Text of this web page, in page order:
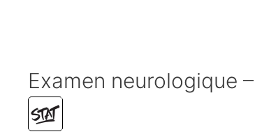
Examen neurologique